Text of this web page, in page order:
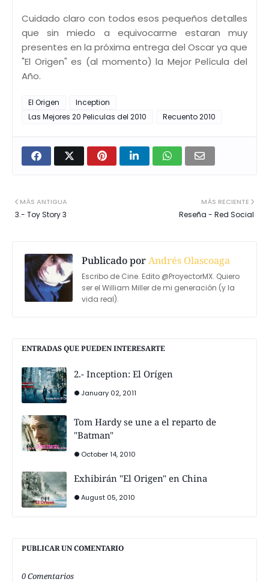
Cuidado claro con todos esos pequeños detalles
que sin miedo a equivocarme estaran muy
presentes en la próxima entrega del Oscar ya que
"El Origen" es (al momento) la Mejor Película del
Año.
El Origen
Inception
Las Mejores 20 Peliculas del 2010
Recuento 2010
MÁS RECIENTE
Reseña - Red Social
MÁS ANTIGUA
3.- Toy Story 3
Publicado porAndrés Olascoaga
Escribo de Cine. Edito @ProyectorMX. Quiero
ser el William Miller de mi generación (y la
vida real).
ENTRADAS QUE PUEDEN INTERESARTE
2.- Inception: El Orígen
January 02, 2011
Tom Hardy se une a el reparto de
"Batman"
October 14, 2010
Exhibirán "El Origen" en China
August 05, 2010
PUBLICAR UN COMENTARIO
0 Comentarios